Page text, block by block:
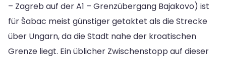
– Zagreb auf der A1 – Grenzübergang Bajakovo) ist
für Šabac meist günstiger getaktet als die Strecke
über Ungarn, da die Stadt nahe der kroatischen
Grenze liegt. Ein üblicher Zwischenstopp auf dieser